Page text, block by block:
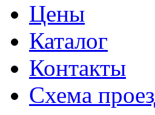
Цены
Каталог
Контакты
Схема